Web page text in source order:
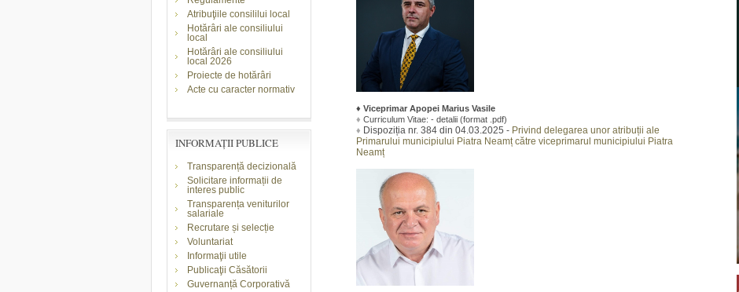
Atribuţiile consililui local
Hotărâri ale consiliului
local
Hotărâri ale consiliului
local 2026
Proiecte de hotărâri
Acte cu caracter normativ
INFORMAŢII PUBLICE
Transparență decizională
Solicitare informații de
interes public
Transparența veniturilor
salariale
Recrutare și selecție
Voluntariat
Informaţii utile
Publicaţii Căsătorii
Guvernanță Corporativă
♦ Viceprimar Apopei Marius Vasile
♦ Curriculum Vitae: - detalii (format .pdf)
♦ Dispoziția nr. 384 din 04.03.2025 - Privind delegarea unor atribuții ale
Primarului municipiului Piatra Neamț către viceprimarul municipiului Piatra
Neamț